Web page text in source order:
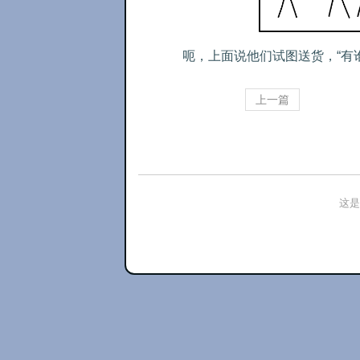
呃，上面说他们试图送货，“
上一篇
这